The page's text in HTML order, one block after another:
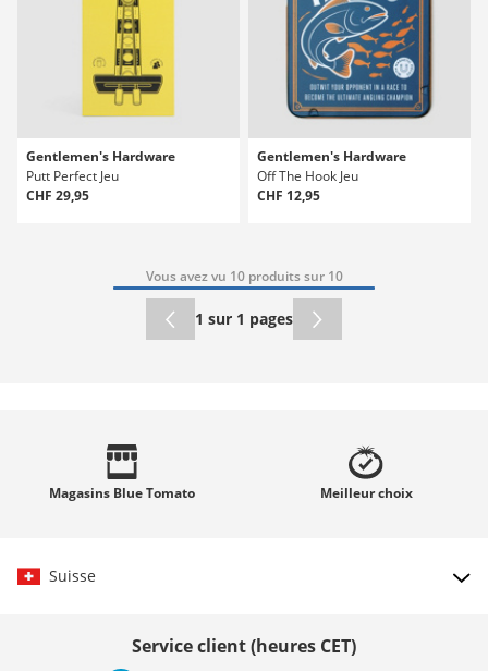
Gentlemen's Hardware
Putt Perfect Jeu
CHF 29,95
Gentlemen's Hardware
Off The Hook Jeu
CHF 12,95
Vous avez vu 10 produits sur 10
1 sur 1 pages
Magasins Blue Tomato Meilleurchoix
Suisse
Service client (heures CET)